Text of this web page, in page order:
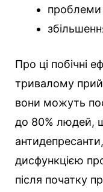
проблеми
Про ці побічні
тривалому
вони можуть
до 80% людей,
дисфункцією
після початку